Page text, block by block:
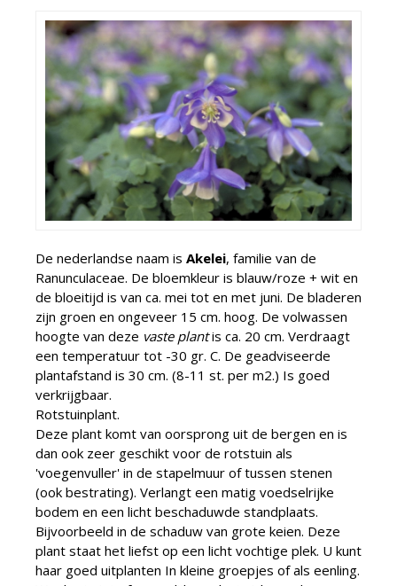
De nederlandse naam is Akelei, familie van de
Ranunculaceae. De bloemkleur is blauw/roze + wit en
de bloeitijd is van ca. mei tot en met juni. De bladeren
zijn groen en ongeveer 15 cm. hoog. De volwassen
hoogte van deze vaste plantis ca. 20 cm. Verdraagt
een temperatuur tot -30 gr. C. De geadviseerde
plantafstand is 30 cm. (8-11 st. per m2.) Is goed
verkrijgbaar.
Rotstuinplant.
Deze plant komt van oorsprong uit de bergen en is
dan ook zeer geschikt voor de rotstuin als
'voegenvuller' in de stapelmuur of tussen stenen
(ook bestrating). Verlangt een matig voedselrijke
bodem en een licht beschaduwde standplaats.
Bijvoorbeeld in de schaduw van grote keien. Deze
plant staat het liefst op een licht vochtige plek. U kunt
haar goed uitplanten In kleine groepjes of als eenling.